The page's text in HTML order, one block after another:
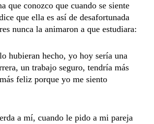
que conozco que cuando se siente
que ella es así de desafortunada
nunca la animaron a que estudiara:
hubieran hecho, yo hoy sería una
un trabajo seguro, tendría más
feliz porque yo me siento
a mí, cuando le pido a mi pareja